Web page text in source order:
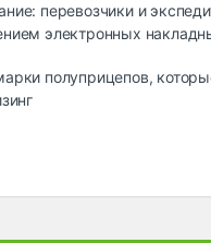
перевозчики и
электронных
полуприцепов,